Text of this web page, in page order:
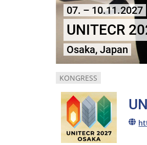
07. – 10.11.2027
UNITECR
Osaka, Japan
KONGRESS